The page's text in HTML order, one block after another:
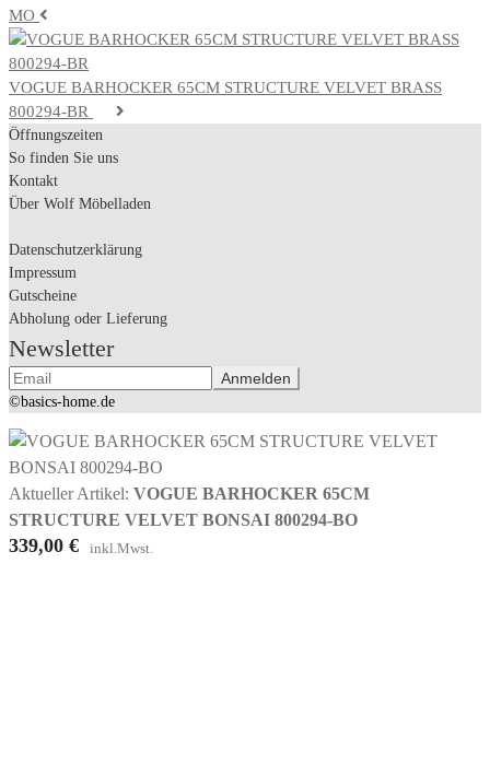
MO
VOGUE BARHOCKER 65CM STRUCTURE VELVET BRASS
800294-BR
Öffnungszeiten
So finden Sie uns
Kontakt
Über Wolf Möbelladen
Datenschutzerklärung
Impressum
Gutscheine
Abholung oder Lieferung
Newsletter
©basics-home.de
Aktueller Artikel: VOGUE BARHOCKER 65CM
STRUCTURE VELVET BONSAI 800294-BO
339,00 € inkl.Mwst.